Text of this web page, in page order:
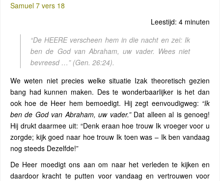
Samuel 7 vers 18
Leestijd: 4 minuten
“De HEERE verscheen hem in die nacht en zei: Ik
ben de God van Abraham, uw vader. Wees niet
bevreesd …”(Gen. 26:24).
We weten niet precies welke situatie Izak theoretisch gezien
bang had kunnen maken. Des te wonderbaarlijker is het dan
ook hoe de Heer hem bemoedigt. Hij zegt eenvoudigweg: “Ik
ben de God van Abraham, uw vader.”Dat alleen al is genoeg!
Hij drukt daarmee uit: “Denk eraan hoe trouw Ik vroeger voor u
zorgde; kijk goed naar hoe trouw Ik toen was – Ik ben vandaag
nog steeds Dezelfde!”
De Heer moedigt ons aan om naar het verleden te kijken en
daardoor kracht te putten voor vandaag en vertrouwen voor